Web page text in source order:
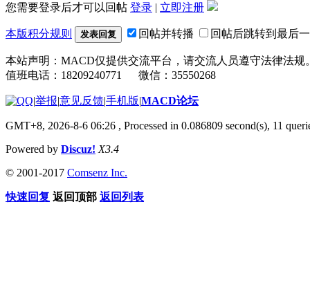
您需要登录后才可以回帖 登录 | 立即注册
本版积分规则 发表回复 回帖并转播 回帖后跳转到最后
本站声明：MACD仅提供交流平台，请交流人员遵守法律法规
值班电话：18209240771 微信：35550268
|举报|意见反馈|手机版|MACD论坛
GMT+8, 2026-8-6 06:26 , Processed in 0.086809 second(s), 11
Powered by Discuz! X3.4
© 2001-2017 Comsenz Inc.
快速回复 返回顶部 返回列表